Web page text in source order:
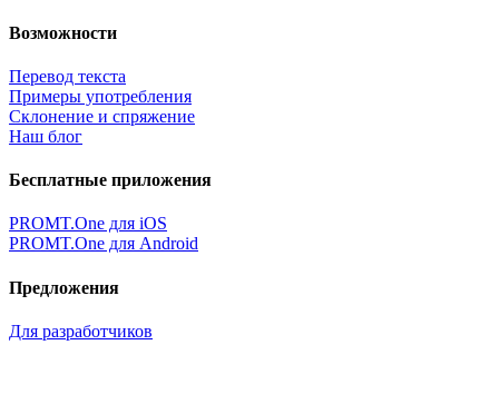
Возможности
Перевод текста
Примеры употребления
Склонение и спряжение
Наш блог
Бесплатные приложения
PROMT.One для iOS
PROMT.One для Android
Предложения
Для разработчиков